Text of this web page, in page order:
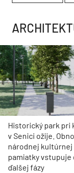
Historický park pri
v Senici ožije.
národnej kultúrnej
pamiatky vstupuje
ďalšej fázy